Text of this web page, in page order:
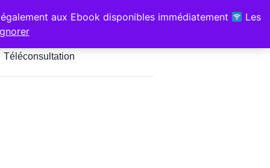
Sport & Santé" 1 bis chem de
Téléconsultation
aux Ebook disponibles immédiatement
Les